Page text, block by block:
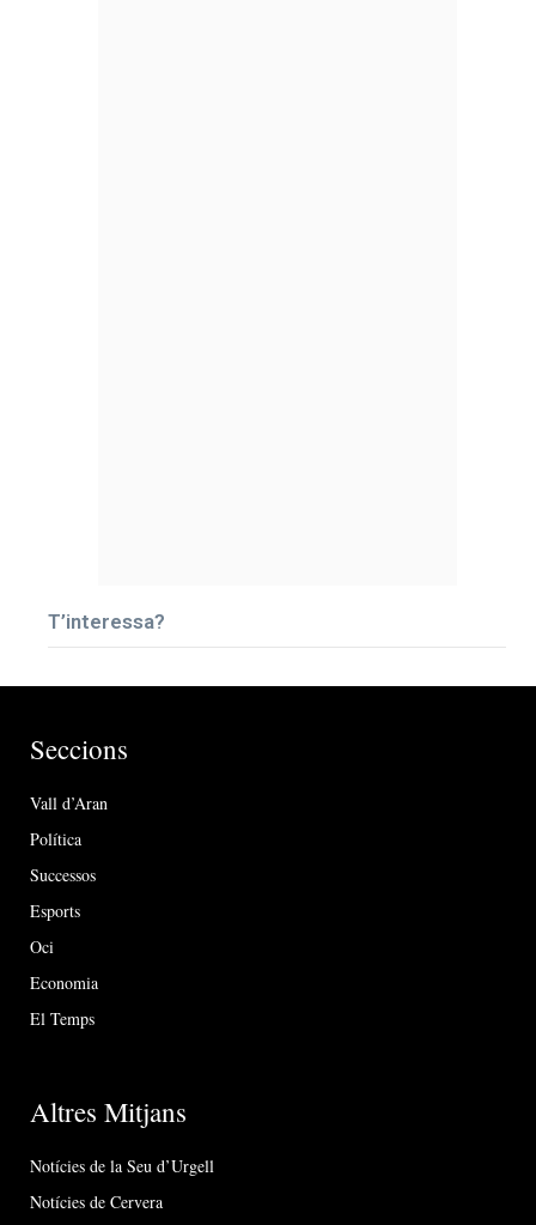
T’interessa?
Seccions
Vall d’Aran
Política
Successos
Esports
Oci
Economia
El Temps
Altres Mitjans
Notícies de la Seu d’Urgell
Notícies de Cervera